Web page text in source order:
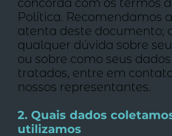
concorda com os termos
Política. Recomendamos
atenta deste documento;
qualquer dúvida sobre
ou sobre como seus
tratados, entre em
nossos representantes.
2. Quais dados
utilizamos